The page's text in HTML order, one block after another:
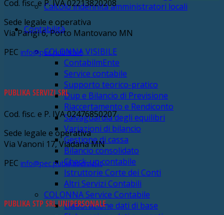
Calcolo indennità amministratori locali
Contabilità
COLONNA VISIBILE
ContabilmEnte
Service contabile
Supporto teorico-pratico
Dup e Bilancio di Previsione
Riaccertamento e Rendiconto
Salvaguardia degli equilibri
Variazioni di bilancio
Gestione di cassa
Bilancio consolidato
Check-up contabile
Istruttorie Corte dei Conti
Altri Servizi Contabili
COLONNA Service Contabile
Elaborazione dati di base
Cod. fisc. e P. IVA 02213820208
Sede legale e operativa
Via Parigi 6, Porto Mantovano MN
PEC info@pec.publika.it
PUBLIKA SERVIZI SRL
Cod. fisc. e P. IVA 02476850207
Sede legale e operativa
Via Vanoni 17, Viadana MN
PEC info@pec.publikaservizi.it
PUBLIKA STP SRL UNIPERSONALE